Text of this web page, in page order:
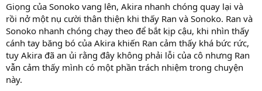
Giọng của Sonoko vang lên, Akira nhanh chóng quay lại và
rồi nở một nụ cười thân thiện khi thấy Ran và Sonoko. Ran và
Sonoko nhanh chóng chạy theo để bắt kịp cậu, khi nhìn thấy
cánh tay băng bó của Akira khiến Ran cảm thấy khá bức rức,
tuy Akira đã an ủi rằng đây không phải lỗi của cô nhưng Ran
vẫn cảm thấy mình có một phần trách nhiệm trong chuyện
này.